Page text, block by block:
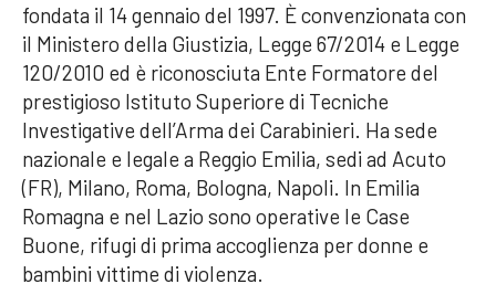
fondata il 14 gennaio del 1997. È convenzionata con
il Ministero della Giustizia, Legge 67/2014 e Legge
120/2010 ed è riconosciuta Ente Formatore del
prestigioso Istituto Superiore di Tecniche
Investigative dell’Arma dei Carabinieri. Ha sede
nazionale e legale a Reggio Emilia, sedi ad Acuto
(FR), Milano, Roma, Bologna, Napoli. In Emilia
Romagna e nel Lazio sono operative le Case
Buone, rifugi di prima accoglienza per donne e
bambini vittime di violenza.